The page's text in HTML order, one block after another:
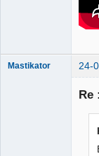
Mastikator 24-
Re